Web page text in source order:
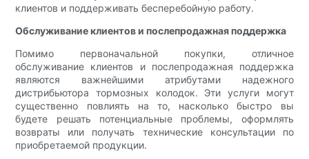
клиентов и поддерживать бесперебойную работу.
Обслуживание клиентов и послепродажная поддержка
Помимо первоначальной покупки, отличное
обслуживание клиентов и послепродажная поддержка
являются важнейшими атрибутами надежного
дистрибьютора тормозных колодок. Эти услуги могут
существенно повлиять на то, насколько быстро вы
будете решать потенциальные проблемы, оформлять
возвраты или получать технические консультации по
приобретаемой продукции.